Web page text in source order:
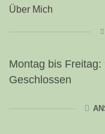
Über Mich
Montag bis
Geschlossen